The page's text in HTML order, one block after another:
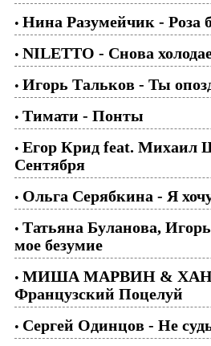
• Нина Разумейчик - Роза
• NILETTO - Снова
• Игорь Тальков - Ты
• Тимати - Понты
• Егор Крид feat. Михаил
Сентября
• Ольга Серябкина - Я
• Татьяна Буланова,
мое безумие
• МИША МАРВИН &
Французский Поцелуй
• Сергей Одинцов - Не